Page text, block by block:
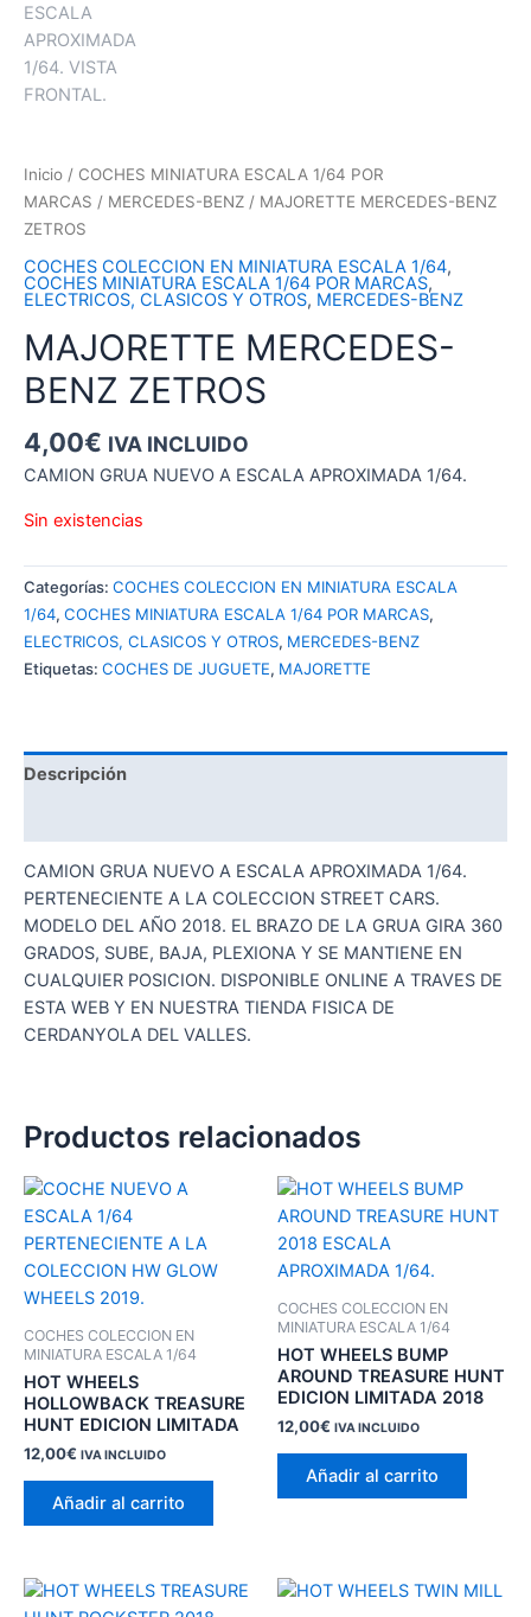
Inicio / COCHES MINIATURA ESCALA 1/64 POR
MARCAS / MERCEDES-BENZ / MAJORETTE MERCEDES-BENZ
ZETROS
COCHES COLECCION EN MINIATURA ESCALA 1/64,
COCHES MINIATURA ESCALA 1/64 POR MARCAS,
ELECTRICOS, CLASICOS Y OTROS, MERCEDES-BENZ
MAJORETTE MERCEDES-
BENZ ZETROS
4,00€ IVA INCLUIDO
CAMION GRUA NUEVO A ESCALA APROXIMADA 1/64.
Sin existencias
Categorías: COCHES COLECCION EN MINIATURA ESCALA
1/64, COCHES MINIATURA ESCALA 1/64 POR MARCAS,
ELECTRICOS, CLASICOS Y OTROS, MERCEDES-BENZ
Etiquetas: COCHES DE JUGUETE, MAJORETTE
Descripción
CAMION GRUA NUEVO A ESCALA APROXIMADA 1/64.
PERTENECIENTE A LA COLECCION STREET CARS.
MODELO DEL AÑO 2018. EL BRAZO DE LA GRUA GIRA 360
GRADOS, SUBE, BAJA, PLEXIONA Y SE MANTIENE EN
CUALQUIER POSICION. DISPONIBLE ONLINE A TRAVES DE
ESTA WEB Y EN NUESTRA TIENDA FISICA DE
CERDANYOLA DEL VALLES.
Productos relacionados
COCHES COLECCION EN
MINIATURA ESCALA 1/64
HOT WHEELS
HOLLOWBACK TREASURE
HUNT EDICION LIMITADA
12,00€ IVA INCLUIDO
Añadir al carrito
COCHES COLECCION EN
MINIATURA ESCALA 1/64
HOT WHEELS BUMP
AROUND TREASURE HUNT
EDICION LIMITADA 2018
12,00€ IVA INCLUIDO
Añadir al carrito